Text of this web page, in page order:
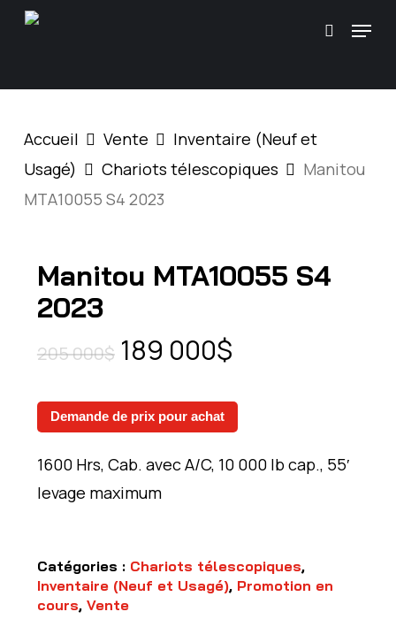
Skip
Menu
Accueil Vente
Inventaire (Neuf et
Usagé)
Chariots télescopiques
Manitou
MTA10055 S4 2023
Manitou MTA10055 S4
2023
205 000$ Le
initial
était :
205
000$.
189 000$Le
actuel
est :
189
000$.
Demande de prix pour achat
1600 Hrs, Cab. avec A/C, 10 000 lb cap., 55′
levage maximum
Catégories : Chariots télescopiques,
Inventaire (Neuf et Usagé), Promotion en
cours, Vente